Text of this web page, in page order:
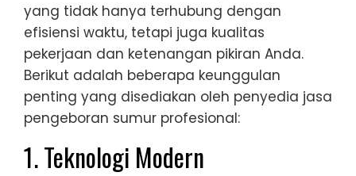
yang tidak hanya terhubung dengan
efisiensi waktu, tetapi juga kualitas
pekerjaan dan ketenangan pikiran Anda.
Berikut adalah beberapa keunggulan
penting yang disediakan oleh penyedia jasa
pengeboran sumur profesional:
1. Teknologi Modern